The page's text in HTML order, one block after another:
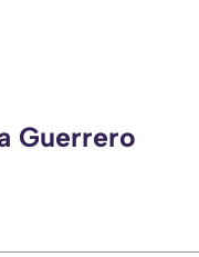
Guerrero